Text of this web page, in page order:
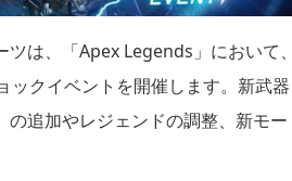
ツは、「Apex Legends」において
ックイベントを開催します。新武器
の追加やレジェンドの調整、新モ